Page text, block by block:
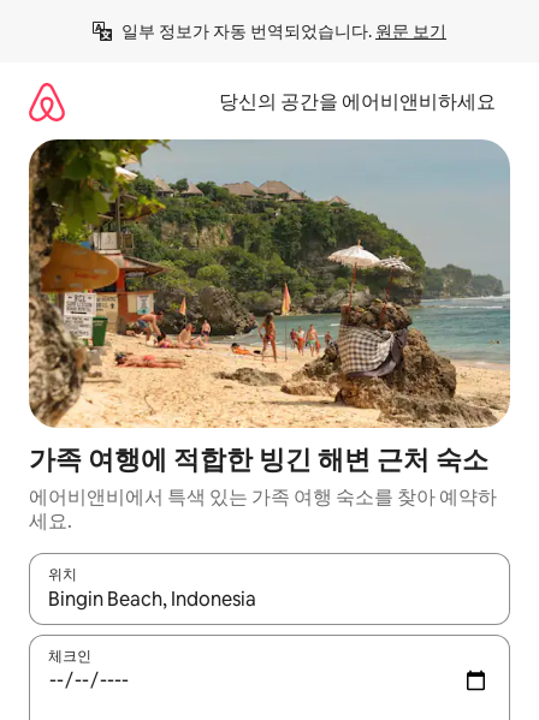
일부 정보가 자동 번역되었습니다. 원문 보기
당신의 공간을 에어비앤비하세요
가족 여행에 적합한 빙긴 해변 근처 숙소
에어비앤비에서 특색 있는 가족 여행 숙소를 찾아 예약하
세요.
위치
결과가 나오면 위·아래 화살표 키를 사용하거나 터치 또는 스와이
체크인